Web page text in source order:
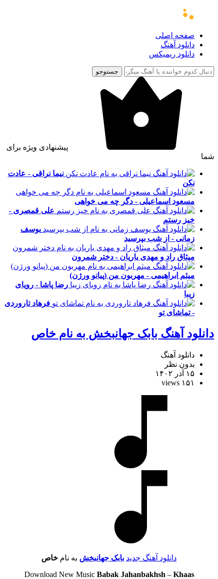
صفحه اصلی
دانلود آهنگ
دانلود ریمیکس
جستوجو
پیشنهادی ویژه برای
شما
نیما نراقی - عادت
نکن
مسعود اسماعیلی - دگر چه می خواهی
علی قمصری -
خیز رستم
یوسف
زمانی - از شب بپرسید
میثاق راد و مهدی یاریان - دختر شمرون
میثم ابراهیمی - مهربون من (پیانو ورژن)
رضا پاشا - رویای
زیبا
فرهاد تاروردی
- تماشای تو
دانلود آهنگ بابک جهانبخش به نام خاص
دانلود آهنگ
بدون نظر
۱۵ آذر ۱۴۰۲
۱۵۱ views
دانلود آهنگ جدید بابک جهانبخش به نام خاص
Download New Music Babak Jahanbakhsh – Khaas